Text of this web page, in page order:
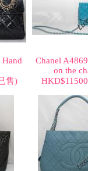
Hand
售)
Chanel
on the